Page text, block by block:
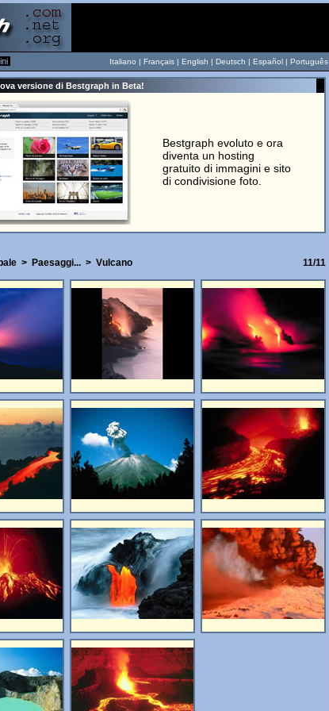
Italiano | Français | English | Deutsch | Español | Português
versione di Bestgraph in Beta!
Bestgraph evoluto e ora
diventa un hosting
gratuito di immagini e sito
di condivisione foto.
> Paesaggi...> Vulcano 11/11